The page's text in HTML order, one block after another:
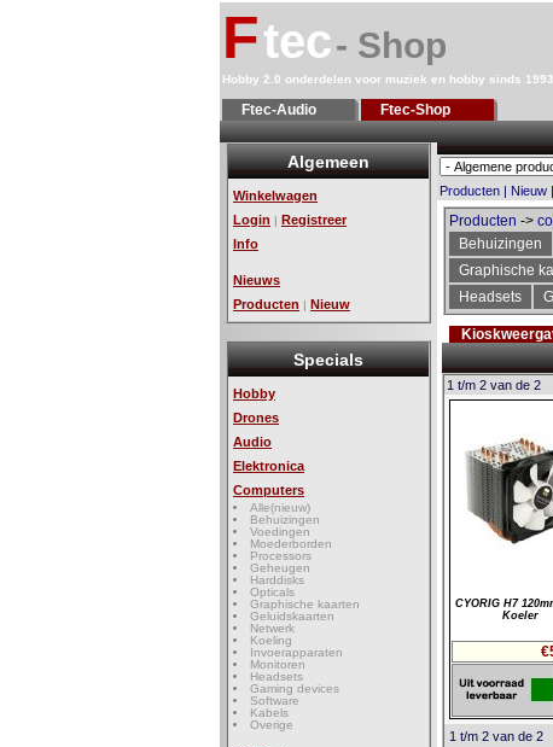
Ftec- Shop
Hobby 2.0 onderdelen voor muziek en hobby sinds 1993
Ftec-Audio Ftec-Shop
Algemeen
Winkelwagen
Login | Registreer
Info
Nieuws
Producten | Nieuw
Specials
Hobby
Drones
Audio
Elektronica
Computers
Alle(nieuw)
Behuizingen
Voedingen
Moederborden
Processors
Geheugen
Harddisks
Opticals
Graphische kaarten
Geluidskaarten
Netwerk
Koeling
Invoerapparaten
Monitoren
Headsets
Gaming devices
Software
Kabels
Overige
Producten | Nieuw |
Producten ->
Behuizingen
Graphische
Headsets
1 t/m 2 van de 2
CYORIG H7
Koeler
1 t/m 2 van de 2